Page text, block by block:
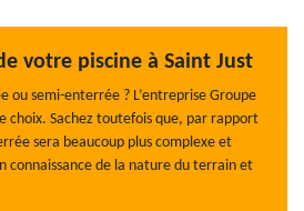
votre piscine à Saint Just
ou semi-enterrée ? L’entreprise Groupe
choix. Sachez toutefois que, par rapport
sera beaucoup plus complexe et
connaissance de la nature du terrain et